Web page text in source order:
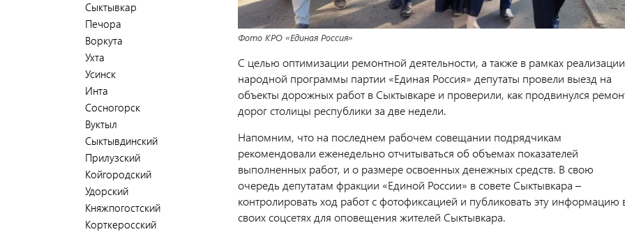
Сыктывкар
Печора
Воркута
Ухта
Усинск
Инта
Сосногорск
Вуктыл
Сыктывдинский
Прилузский
Койгородский
Удорский
Княжпогостский
Корткеросский
Фото КРО «Единая Россия»
С целью оптимизации ремонтной деятельности, а также в рамках реализации
народной программы партии «Единая Россия» депутаты провели выезд на
объекты дорожных работ в Сыктывкаре и проверили, как продвинулся
дорог столицы республики за две недели.
Напомним, что на последнем рабочем совещании подрядчикам
рекомендовали еженедельно отчитываться об объемах показателей
выполненных работ, и о размере освоенных денежных средств. В свою
очередь депутатам фракции «Единой России» в совете Сыктывкара –
контролировать ход работ с фотофиксацией и публиковать эту информацию
своих соцсетях для оповещения жителей Сыктывкара.